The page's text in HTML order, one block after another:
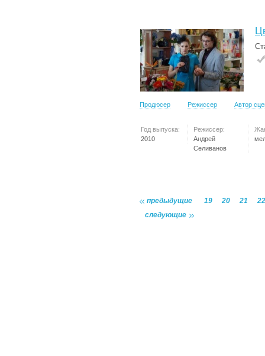
Продюсер Режиссер Автор
Год выпуска:
2010
Режиссер:
Андрей
Селиванов
предыдущие 19 20 21
22
следующие